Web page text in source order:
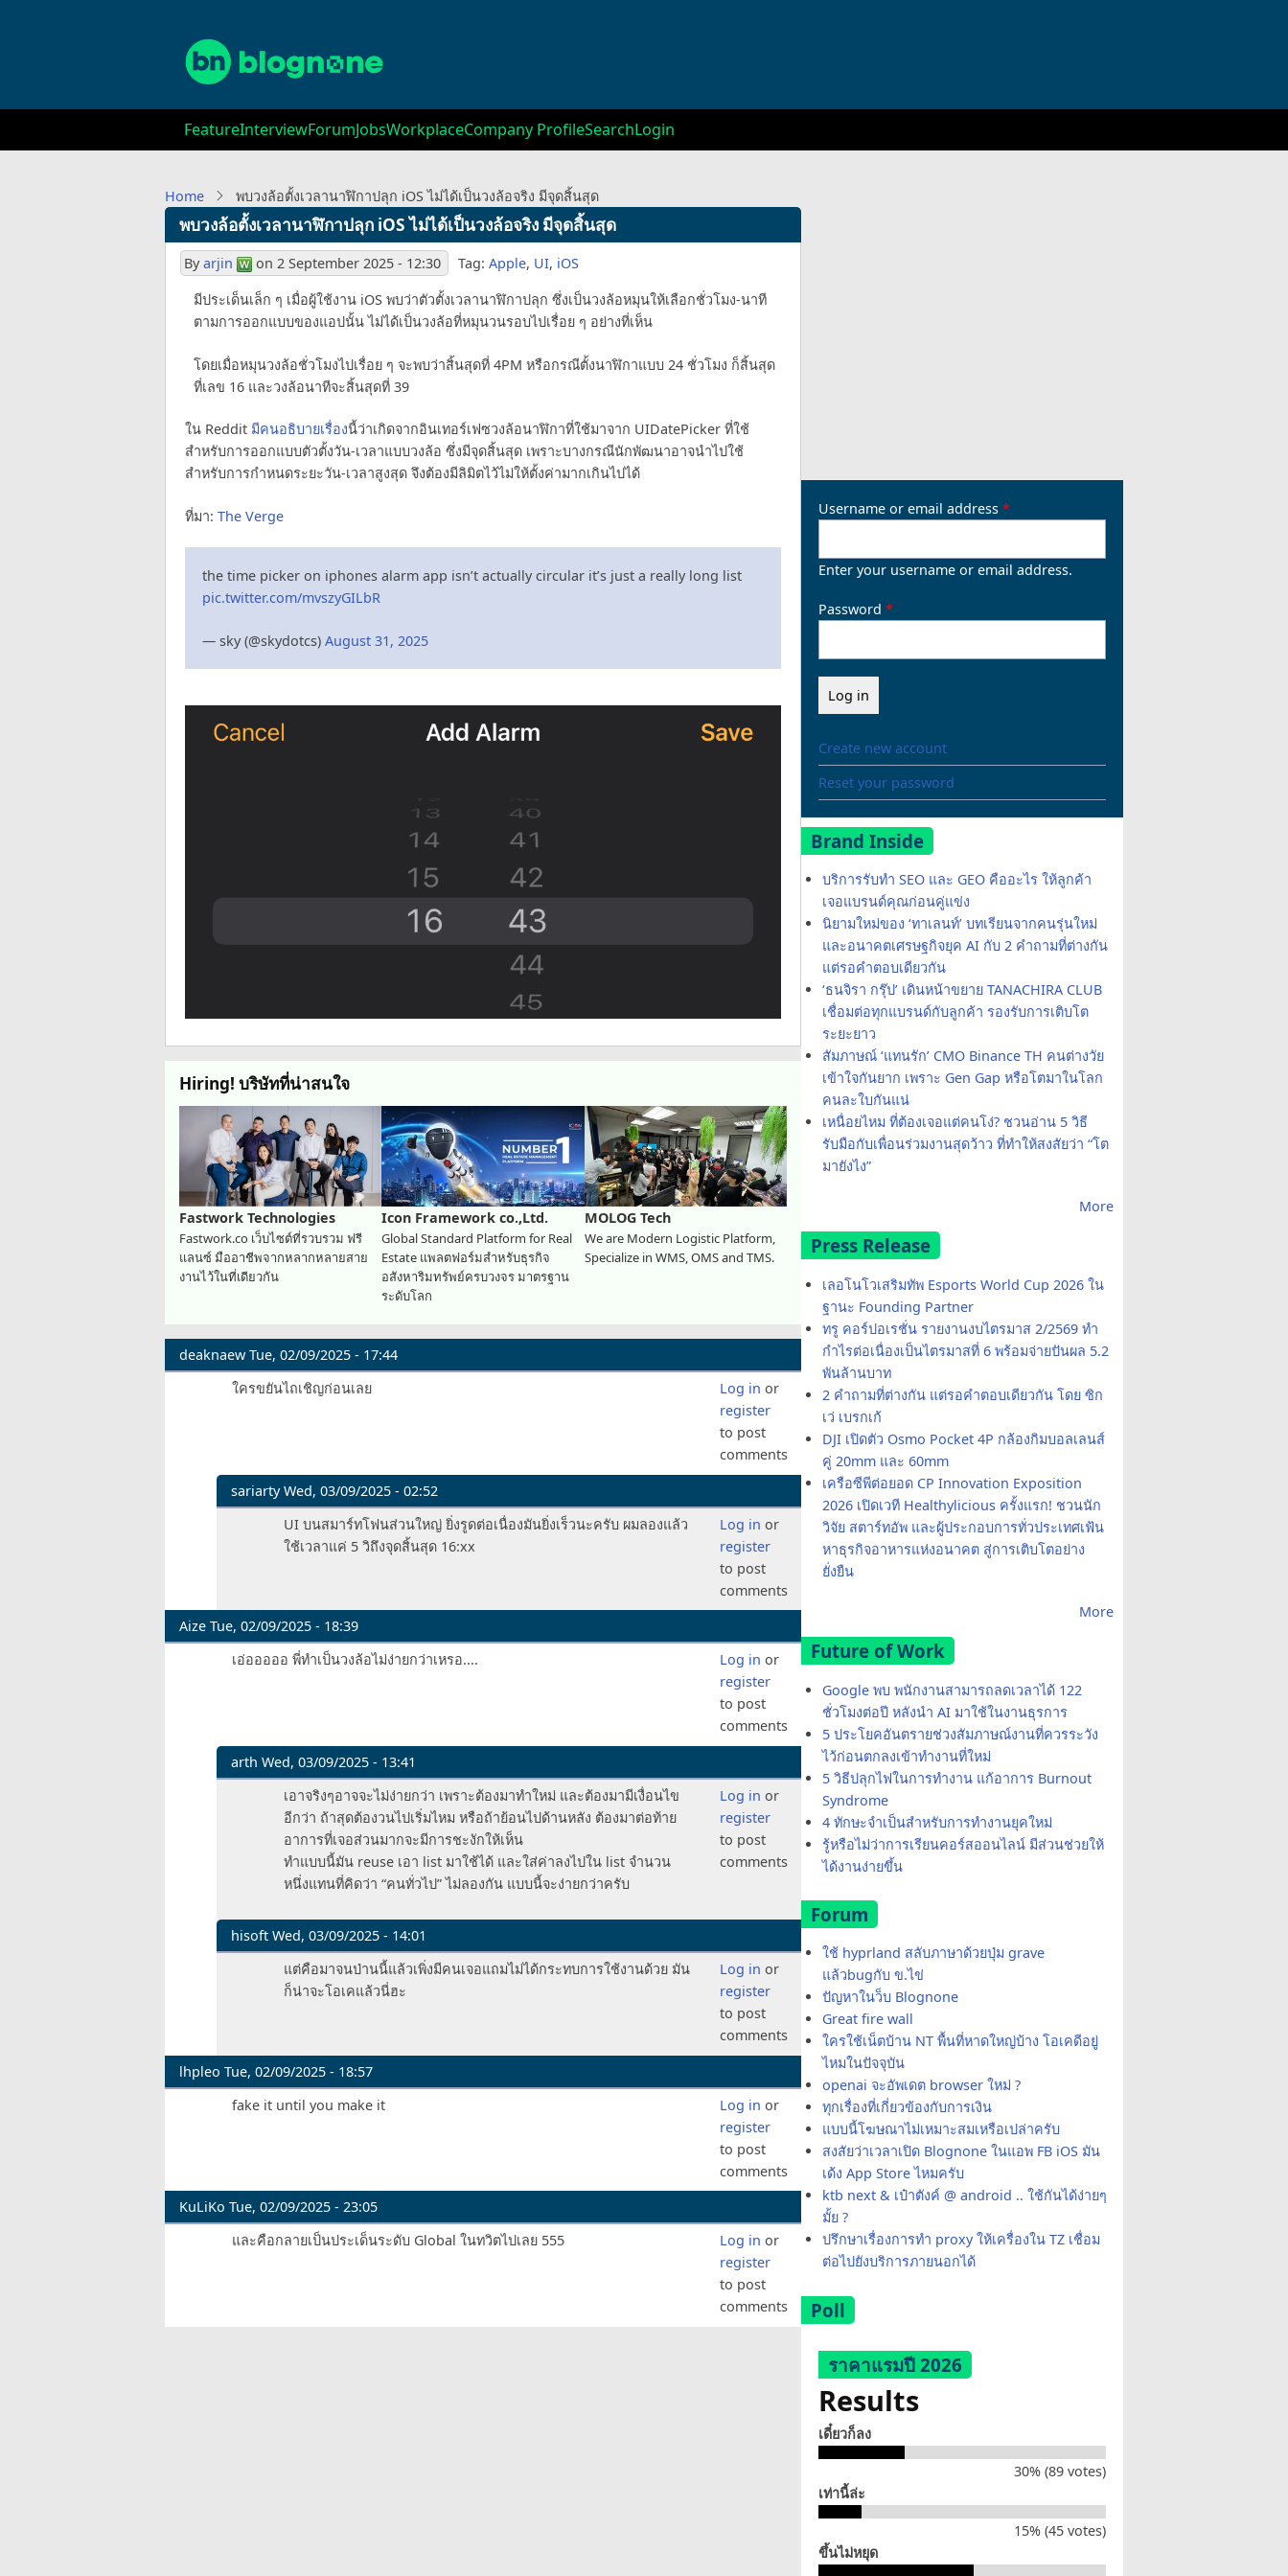
Main
navigation
FeatureInterviewForumJobsWorkplaceCompany ProfileSearchLogin
Home พบวงล้อตั้งเวลานาฬิกาปลุก iOS ไม่ได้เป็นวงล้อจริง มีจุดสิ้นสุด
พบวงล้อตั้งเวลานาฬิกาปลุก iOS ไม่ได้เป็นวงล้อจริง มีจุดสิ้นสุด
Byarjin on 2 September 2025 - 12:30 Tag: Apple, UI, iOS
มีประเด็นเล็ก ๆ เมื่อผู้ใช้งาน iOS พบว่าตัวตั้งเวลานาฬิกาปลุก ซึ่งเป็นวงล้อหมุนให้เลือกชั่วโมง-นาที
ตามการออกแบบของแอปนั้น ไม่ได้เป็นวงล้อที่หมุนวนรอบไปเรื่อย ๆ อย่างที่เห็น
โดยเมื่อหมุนวงล้อชั่วโมงไปเรื่อย ๆ จะพบว่าสิ้นสุดที่ 4PM หรือกรณีตั้งนาฬิกาแบบ 24 ชั่วโมง ก็สิ้นสุด
ที่เลข 16 และวงล้อนาทีจะสิ้นสุดที่ 39
ใน Reddit มีคนอธิบายเรื่องนี้ว่าเกิดจากอินเทอร์เฟซวงล้อนาฬิกาที่ใช้มาจาก UIDatePicker ที่ใช้
สำหรับการออกแบบตัวตั้งวัน-เวลาแบบวงล้อ ซึ่งมีจุดสิ้นสุด เพราะบางกรณีนักพัฒนาอาจนำไปใช้
สำหรับการกำหนดระยะวัน-เวลาสูงสุด จึงต้องมีลิมิตไว้ไม่ให้ตั้งค่ามากเกินไปได้
ที่มา: The Verge
the time picker on iphones alarm app isn’t actually circular it’s just a really long list
pic.twitter.com/mvszyGILbR
— sky (@skydotcs) August 31, 2025
Hiring! บริษัทที่น่าสนใจ
Fastwork Technologies
Fastwork.co เว็บไซต์ที่รวบรวม ฟรี
แลนซ์ มืออาชีพจากหลากหลายสาย
งานไว้ในที่เดียวกัน
Icon Framework co.,Ltd.
Global Standard Platform for Real
Estate แพลตฟอร์มสำหรับธุรกิจ
อสังหาริมทรัพย์ครบวงจร มาตรฐาน
ระดับโลก
MOLOG Tech
We are Modern Logistic Platform,
Specialize in WMS, OMS and TMS.
deaknaew Tue, 02/09/2025 - 17:44
ใครขยันไถเชิญก่อนเลย
Log in or
register
to post
comments
sariartyWed, 03/09/2025 - 02:52
In
ไถ
เชิญ
ก่อน
UI บนสมาร์ทโฟนส่วนใหญ่ ยิ่งรูดต่อเนื่องมันยิ่งเร็วนะครับ ผมลองแล้ว
ใช้เวลาแค่ 5 วิถึงจุดสิ้นสุด 16:xx
Log in or
register
to post
comments
Aize Tue, 02/09/2025 - 18:39
เอ่อออออ พี่ทำเป็นวงล้อไม่ง่ายกว่าเหรอ....
Log in or
register
to post
comments
arth Wed, 03/09/2025 - 13:41
In
Aize
เอาจริงๆอาจจะไม่ง่ายกว่า เพราะต้องมาทำใหม่ และต้องมามีเงื่อนไข
อีกว่า ถ้าสุดต้องวนไปเริ่มไหม หรือถ้าย้อนไปด้านหลัง ต้องมาต่อท้าย
อาการที่เจอส่วนมากจะมีการชะงักให้เห็น
ทำแบบนี้มัน reuse เอา list มาใช้ได้ และใส่ค่าลงไปใน list จำนวน
หนึ่งแทนที่คิดว่า “คนทั่วไป” ไม่ลองกัน แบบนี้จะง่ายกว่าครับ
Log in or
register
to post
comments
hisoft Wed, 03/09/2025 - 14:01
In
by
Aize
แต่คือมาจนป่านนี้แล้วเพิ่งมีคนเจอแถมไม่ได้กระทบการใช้งานด้วย มัน
ก็น่าจะโอเคแล้วนี่ฮะ
Log in or
register
to post
comments
lhpleo Tue, 02/09/2025 - 18:57
fake it until you make it
Log in or
register
to post
comments
KuLiKo Tue, 02/09/2025 - 23:05
และคือกลายเป็นประเด็นระดับ Global ในทวิตไปเลย 555
Log in or
register
to post
comments
Username or email address
Enter your username or email address.
Password
Create new account
Reset your password
Brand Inside
บริการรับทำ SEO และ GEO คืออะไร ให้ลูกค้า
เจอแบรนด์คุณก่อนคู่แข่ง
นิยามใหม่ของ ‘ทาเลนท์’ บทเรียนจากคนรุ่นใหม่
และอนาคตเศรษฐกิจยุค AI กับ 2 คำถามที่ต่างกัน
แต่รอคำตอบเดียวกัน
‘ธนจิรา กรุ๊ป’ เดินหน้าขยาย TANACHIRA CLUB
เชื่อมต่อทุกแบรนด์กับลูกค้า รองรับการเติบโต
ระยะยาว
สัมภาษณ์ ‘แทนรัก’ CMO Binance TH คนต่างวัย
เข้าใจกันยาก เพราะ Gen Gap หรือโตมาในโลก
คนละใบกันแน่
เหนื่อยไหม ที่ต้องเจอแต่คนโง่? ชวนอ่าน 5 วิธี
รับมือกับเพื่อนร่วมงานสุดว้าว ที่ทำให้สงสัยว่า “โต
มายังไง”
More
Press Release
เลอโนโวเสริมทัพ Esports World Cup 2026 ใน
ฐานะ Founding Partner
ทรู คอร์ปอเรชั่น รายงานงบไตรมาส 2/2569 ทำ
กำไรต่อเนื่องเป็นไตรมาสที่ 6 พร้อมจ่ายปันผล 5.2
พันล้านบาท
2 คำถามที่ต่างกัน แต่รอคำตอบเดียวกัน โดย ซิก
เว่ เบรกเก้
DJI เปิดตัว Osmo Pocket 4P กล้องกิมบอลเลนส์
คู่ 20mm และ 60mm
เครือซีพีต่อยอด CP Innovation Exposition
2026 เปิดเวที Healthylicious ครั้งแรก! ชวนนัก
วิจัย สตาร์ทอัพ และผู้ประกอบการทั่วประเทศเฟ้น
หาธุรกิจอาหารแห่งอนาคต สู่การเติบโตอย่าง
ยั่งยืน
More
Future of Work
Google พบ พนักงานสามารถลดเวลาได้ 122
ชั่วโมงต่อปี หลังนำ AI มาใช้ในงานธุรการ
5 ประโยคอันตรายช่วงสัมภาษณ์งานที่ควรระวัง
ไว้ก่อนตกลงเข้าทำงานที่ใหม่
5 วิธีปลุกไฟในการทำงาน แก้อาการ Burnout
Syndrome
4 ทักษะจำเป็นสำหรับการทำงานยุคใหม่
รู้หรือไม่ว่าการเรียนคอร์สออนไลน์ มีส่วนช่วยให้
ได้งานง่ายขึ้น
Forum
ใช้ hyprland สลับภาษาด้วยปุ่ม grave
แล้วbugกับ ข.ไข่
ปัญหาในว็บ Blognone
Great fire wall
ใครใช้เน็ตบ้าน NT พื้นที่หาดใหญ่บ้าง โอเคดีอยู่
ไหมในปัจจุบัน
openai จะอัพเดต browser ใหม่ ?
ทุกเรื่องที่เกี่ยวข้องกับการเงิน
แบบนี้โฆษณาไม่เหมาะสมเหรือเปล่าครับ
สงสัยว่าเวลาเปิด Blognone ในแอพ FB iOS มัน
เด้ง App Store ไหมครับ
ktb next & เป๋าตังค์ @ android .. ใช้กันได้ง่ายๆ
มั้ย ?
ปรึกษาเรื่องการทำ proxy ให้เครื่องใน TZ เชื่อม
ต่อไปยังบริการภายนอกได้
Poll
ราคาแรมปี 2026
Results
เดี๋ยวก็ลง
30% (89 votes)
เท่านี้ล่ะ
15% (45 votes)
ขึ้นไม่หยุด